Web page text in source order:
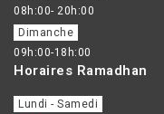
08h:00- 20h:00
Dimanche
09h:00-18h:00
Horaires Ramadhan
Lundi - Samedi